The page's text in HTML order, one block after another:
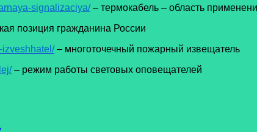
signalizaciya/– термокабель – область
позиция гражданина России
izveshhatel/– многоточечный пожарный извещатель
– режим работы световых оповещателей